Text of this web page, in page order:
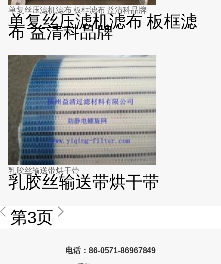
单复丝压滤机滤布 板框滤布 益清科品牌
单复丝压滤机滤布 板框滤
布 益清科品牌
乳胶丝输送带烘干带
乳胶丝输送带烘干带
第3页
电话：86-0571-86967849